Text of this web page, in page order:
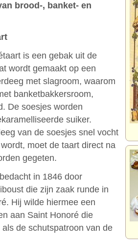
brood-, banket- en
is een gebak uit de
wordt gemaakt op een
met slagroom, waarom
banketbakkersroom,
De soesjes worden
suiker.
van de soesjes snel vocht
moet de taart direct na
gegeten.
in 1846 door
die zijn zaak runde in
Hij wilde hiermee een
aan Saint Honoré die
de schutspatroon van de